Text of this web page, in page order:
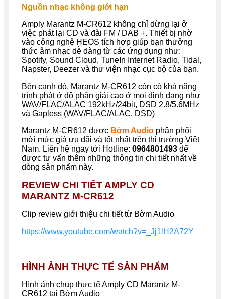
Nguồn nhạc không giới hạn
Amply Marantz M-CR612 không chỉ dừng lại ở
việc phát lại CD và đài FM / DAB +. Thiết bị nhờ
vào công nghệ HEOS tích hợp giúp bạn thưởng
thức âm nhạc dễ dàng từ các ứng dụng như:
Spotify, Sound Cloud, TuneIn Internet Radio, Tidal,
Napster, Deezer và thư viện nhạc cục bộ của bạn.
Bên cạnh đó, Marantz M-CR612 còn có khả năng
trình phát ở độ phân giải cao ở mọi định dạng như
WAV/FLAC/ALAC 192kHz/24bit, DSD 2.8/5.6MHz
và Gapless (WAV/FLAC/ALAC, DSD)
Marantz M-CR612 được Bờm Audio phân phối
mới mức giá ưu đãi và tốt nhất trên thị trường Việt
Nam. Liên hệ ngay tới Hotline: 0964801493 để
được tư vấn thêm những thông tin chi tiết nhất về
dòng sản phẩm này.
REVIEW CHI TIẾT AMPLY CD
MARANTZ M-CR612
Clip review giới thiệu chi tiết từ Bờm Audio
https://www.youtube.com/watch?v=_Jj1lH2A72Y
HÌNH ẢNH THỰC TẾ SẢN PHẨM
Hình ảnh chụp thực tếAmply CD Marantz M-
CR612 tại Bờm Audio